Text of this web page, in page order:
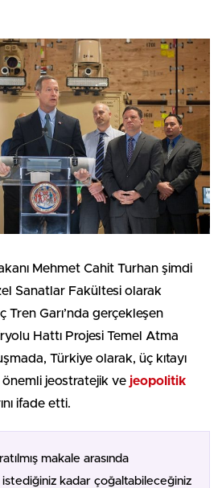
Mehmet Cahit Turhan şimdi
Sanatlar Fakültesi olarak
Tren Garı’nda gerçekleşen
Hattı Projesi Temel Atma
Türkiye olarak, üç kıtayı
jeostratejik ve jeopolitik
ifade etti.
makale arasında
istediğiniz kadar çoğaltabileceğiniz